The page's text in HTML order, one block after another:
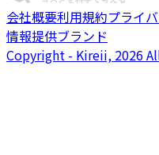
会社概要利用規約プライ
情報提供ブランド
Copyright - Kireii, 2026